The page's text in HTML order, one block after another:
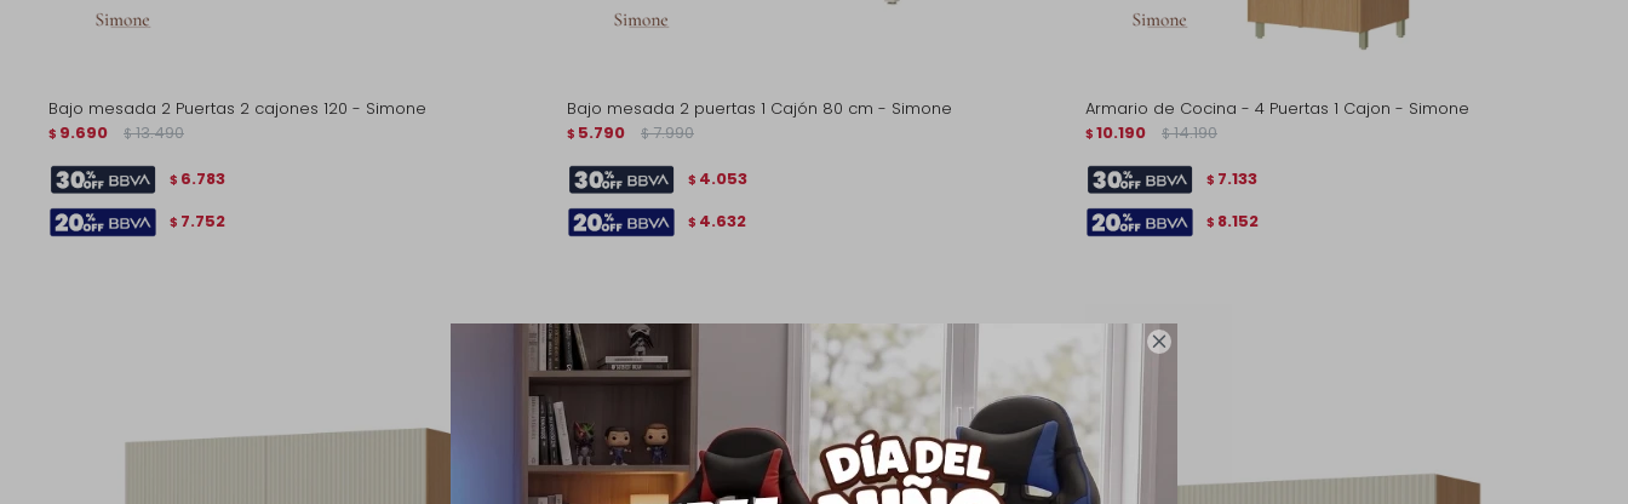

Bajo mesada 2 Puertas 2 cajones 120 - Simone
$ 9.690 $ 13.490
$ 6.783
$ 7.752
Bajo mesada 2 puertas 1 Cajón 80 cm - Simone
$ 5.790 $ 7.990
$ 4.053
$ 4.632
Armario de Cocina - 4 Puertas 1 Cajon - Simone
$ 10.190 $ 14.190
$ 7.133
$ 8.152